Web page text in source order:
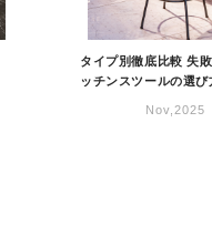
タイプ別徹底比較 失
ッチンスツールの選び
Nov,2025